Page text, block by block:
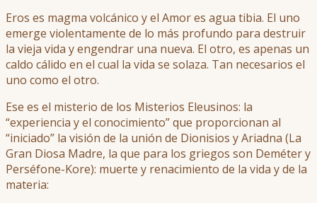
Eros es magma volcánico y el Amor es agua tibia. El uno
emerge violentamente de lo más profundo para destruir
la vieja vida y engendrar una nueva. El otro, es apenas un
caldo cálido en el cual la vida se solaza. Tan necesarios el
uno como el otro.
Ese es el misterio de los Misterios Eleusinos: la
“experiencia y el conocimiento” que proporcionan al
“iniciado” la visión de la unión de Dionisios y Ariadna (La
Gran Diosa Madre, la que para los griegos son Deméter y
Perséfone-Kore): muerte y renacimiento de la vida y de la
materia: